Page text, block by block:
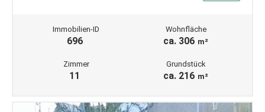
Immobilien-ID
696
Wohnfläche
ca. 306 m²
Zimmer
11
Grundstück
ca. 216 m²